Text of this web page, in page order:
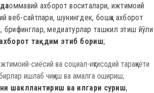
оммавий ахборот воситалари, ижтимоий
веб-сайтлари, шунингдек, бошқа ахборот
медиатурлар ташкил этиш йўли
тақдим этиб бориш;
сиёсий ва социал-иқтисодий тараққиёти
ишлаб чиқиш ва амалга ошириш;
шакллантириш ва илгари суриш,